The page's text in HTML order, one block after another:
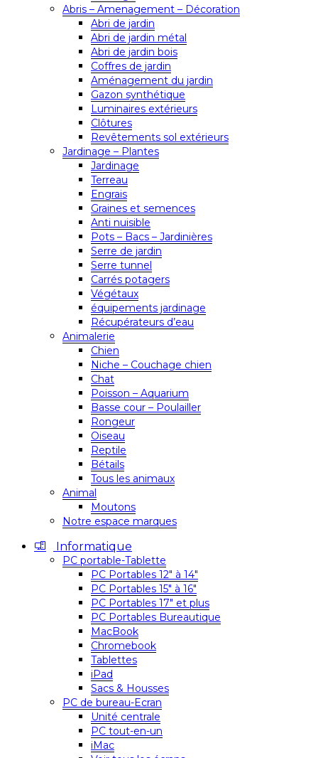
Abris – Amenagement – Décoration
Abri de jardin
Abri de jardin métal
Abri de jardin bois
Coffres de jardin
Aménagement du jardin
Gazon synthétique
Luminaires extérieurs
Clôtures
Revêtements sol extérieurs
Jardinage – Plantes
Jardinage
Terreau
Engrais
Graines et semences
Anti nuisible
Pots – Bacs – Jardinières
Serre de jardin
Serre tunnel
Carrés potagers
Végétaux
équipements jardinage
Récupérateurs d’eau
Animalerie
Chien
Niche – Couchage chien
Chat
Poisson – Aquarium
Basse cour – Poulailler
Rongeur
Oiseau
Reptile
Bétails
Tous les animaux
Animal
Moutons
Notre espace marques
Informatique
PC portable-Tablette
PC Portables 12″ à 14″
PC Portables 15″ à 16″
PC Portables 17″ et plus
PC Portables Bureautique
MacBook
Chromebook
Tablettes
iPad
Sacs & Housses
PC de bureau-Ecran
Unité centrale
PC tout-en-un
iMac